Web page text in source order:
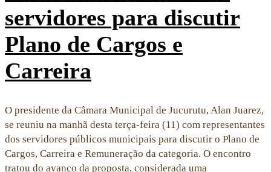
servidores para discutir
Plano de Cargos e
Carreira
O presidente da Câmara Municipal de Jucurutu, Alan Juarez,
se reuniu na manhã desta terça-feira (11) com representantes
dos servidores públicos municipais para discutir o Plano de
Cargos, Carreira e Remuneração da categoria. O encontro
tratou do avanço da proposta, considerada uma